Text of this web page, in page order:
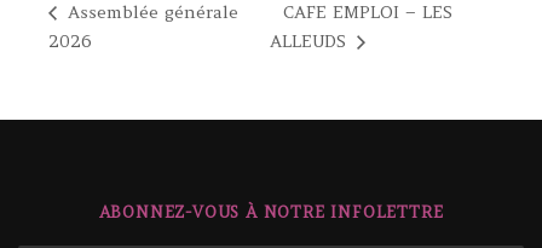
Assemblée générale
2026
CAFE EMPLOI – LES
ALLEUDS
ABONNEZ-VOUS À NOTRE INFOLETTRE